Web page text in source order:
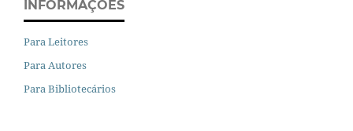
INFORMAÇÕES
Para Leitores
Para Autores
Para Bibliotecários